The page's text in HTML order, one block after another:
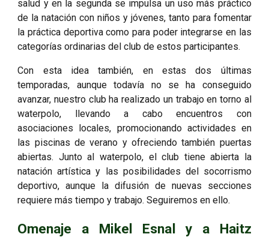
salud y en la segunda se impulsa un uso más práctico
de la natación con niños y jóvenes, tanto para fomentar
la práctica deportiva como para poder integrarse en las
categorías ordinarias del club de estos participantes.
Con esta idea también, en estas dos últimas
temporadas, aunque todavía no se ha conseguido
avanzar, nuestro club ha realizado un trabajo en torno al
waterpolo, llevando a cabo encuentros con
asociaciones locales, promocionando actividades en
las piscinas de verano y ofreciendo también puertas
abiertas. Junto al waterpolo, el club tiene abierta la
natación artística y las posibilidades del socorrismo
deportivo, aunque la difusión de nuevas secciones
requiere más tiempo y trabajo. Seguiremos en ello.
Omenaje a Mikel Esnal y a Haitz